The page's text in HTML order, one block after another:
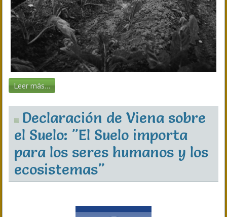
Leer más...
Declaración de Viena sobre
el Suelo: "El Suelo importa
para los seres humanos y los
ecosistemas"